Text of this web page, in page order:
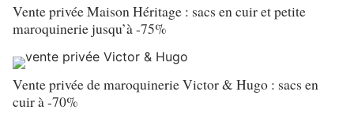
Vente privée Maison Héritage : sacs en cuir et petite
maroquinerie jusqu’à -75%
Vente privée de maroquinerie Victor & Hugo : sacs en
cuir à -70%